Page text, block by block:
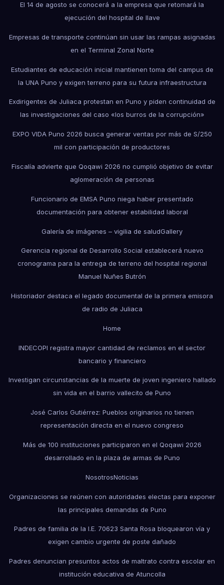
El 14 de agosto se conocerá a la empresa que retomará la
ejecución del hospital de Ilave
Empresas de transporte continúan sin usar las rampas asignadas
en el Terminal Zonal Norte
Estudiantes de educación inicial mantienen toma del campus de
la UNA Puno y exigen terreno para su futura infraestructura
Exdirigentes de Juliaca protestan en Puno y piden continuidad de
las investigaciones del caso «los burros de la corrupción»
EXPO VIDA Puno 2026 busca generar ventas por más de S/250
mil con participación de productores
Fiscalía advierte que Qoqawi 2026 no cumplió objetivo de evitar
aglomeración de personas
Funcionario de EMSA Puno niega haber presentado
documentación para obtener estabilidad laboral
Galería de imágenes – vigilia de saludGallery
Gerencia regional de Desarrollo Social establecerá nuevo
cronograma para la entrega de terreno del hospital regional
Manuel Nuñes Butrón
Historiador destaca el legado documental de la primera emisora
de radio de Juliaca
Home
INDECOPI registra mayor cantidad de reclamos en el sector
bancario y financiero
Investigan circunstancias de la muerte de joven ingeniero hallado
sin vida en el barrio vallecito de Puno
José Carlos Gutiérrez: Pueblos originarios no tienen
representación directa en el nuevo congreso
Más de 100 instituciones participaron en el Qoqawi 2026
desarrollado en la plaza de armas de Puno
NosotrosNoticias
Organizaciones se reúnen con autoridades electas para exponer
las principales demandas de Puno
Padres de familia de la I.E. 70623 Santa Rosa bloquearon vía y
exigen cambio urgente de poste dañado
Padres denuncian presuntos actos de maltrato contra escolar en
institución educativa de Atuncolla